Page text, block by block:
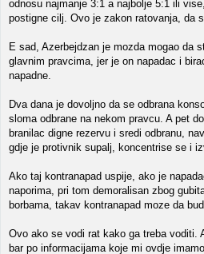
odnosu najmanje 3:1 a najbolje 5:1 ili
postigne cilj. Ovo je zakon ratovanja, da
E sad, Azerbejdzan je mozda mogao da
glavnim pravcima, jer je on napadac i
napadne.
Dva dana je dovoljno da se odbrana
sloma odbrane na nekom pravcu. A pet
branilac digne rezervu i sredi odbranu,
gdje je protivnik supalj, koncentrise se i
Ako taj kontranapad uspije, ako je
naporima, pri tom demoralisan zbog
borbama, takav kontranapad moze da
Ovo ako se vodi rat kako ga treba voditi.
bar po informacijama koje mi ovdje